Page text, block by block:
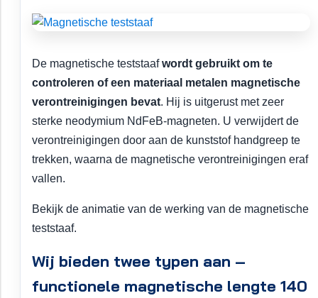
De magnetische teststaafwordt gebruikt om te
controleren of een materiaal metalen magnetische
verontreinigingen bevat. Hij is uitgerust met zeer
sterke neodymium NdFeB-magneten. U verwijdert de
verontreinigingen door aan de kunststof handgreep te
trekken, waarna de magnetische verontreinigingen eraf
vallen.
Bekijk de animatie van de werking van de magnetische
teststaaf.
Wij bieden twee typen aan –
functionele magnetische lengte 140